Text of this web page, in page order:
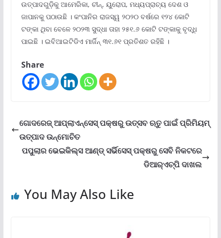
ଉତ୍ପାଦଗୁଡ଼ିକୁ ଆମେରିକା, ଚୀନ୍‌, ୟୁରୋପ, ମଧ୍ୟପ୍ରାଚ୍ୟ ଦେଶ ଓ
ଜାପାନକୁ ପଠାଉଛି । କଂପାନିର ରାଜସ୍ୱ ୨୦୨୦ ବର୍ଷରେ ୧୨୪ କୋଟି
ଟଙ୍କା ଥିବା ବେଳେ ୨୦୨୩ ସୁଦ୍ଧା ତାହା ୨୫୧.୬ କୋଟି ଟଙ୍କାକୁ ବୃଦ୍ଧି
ପାଇଛି । ଇବିଆଇଟିଡିଏ ମାର୍ଜିନ୍ ୩୧.୬୧ ପ୍ରତିଶତ ରହିଛି ।
Share
ଗୋଦରେଜ୍ ଆପ୍ଲାଏନ୍‌ସେସ୍ ପକ୍ଷରୁ ଉତ୍ସବ ଋତୁ ପାଇଁ ପ୍ରିମିୟମ୍
ଉତ୍ପାଦ ଉନ୍ମୋଚିତ
ପପୁଲାର ଭେଇକିଲ୍‌ସ ଆଣ୍ଡ୍ ସର୍ଭିସେସ୍ ପକ୍ଷରୁ ସେବି ନିକଟରେ
ଡିଆର୍‌ଏଚ୍‌ପି ଦାଖଲ
You May Also Like